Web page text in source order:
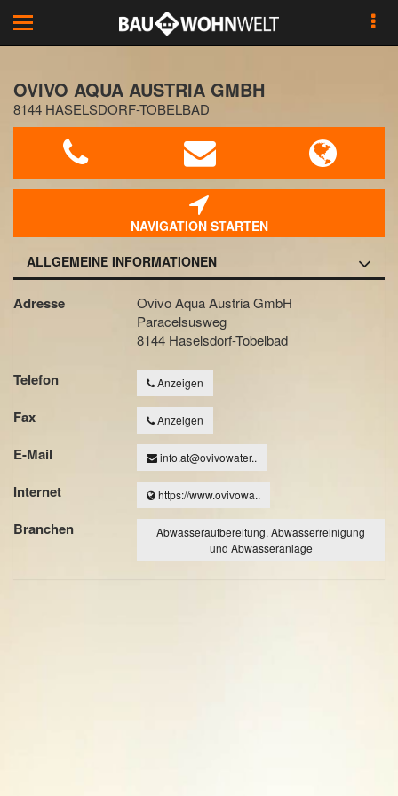
Toggle
navigation
OVIVO AQUA AUSTRIA GMBH
8144 HASELSDORF-TOBELBAD
NAVIGATION STARTEN
ALLGEMEINE INFORMATIONEN
Adresse
Ovivo Aqua Austria GmbH
Paracelsusweg
8144 Haselsdorf-Tobelbad
Telefon Anzeigen
Fax Anzeigen
E-Mail info.at@ovivowater..
Internet https://www.ovivowa..
Branchen
Abwasseraufbereitung, Abwasserreinigung
und Abwasseranlage